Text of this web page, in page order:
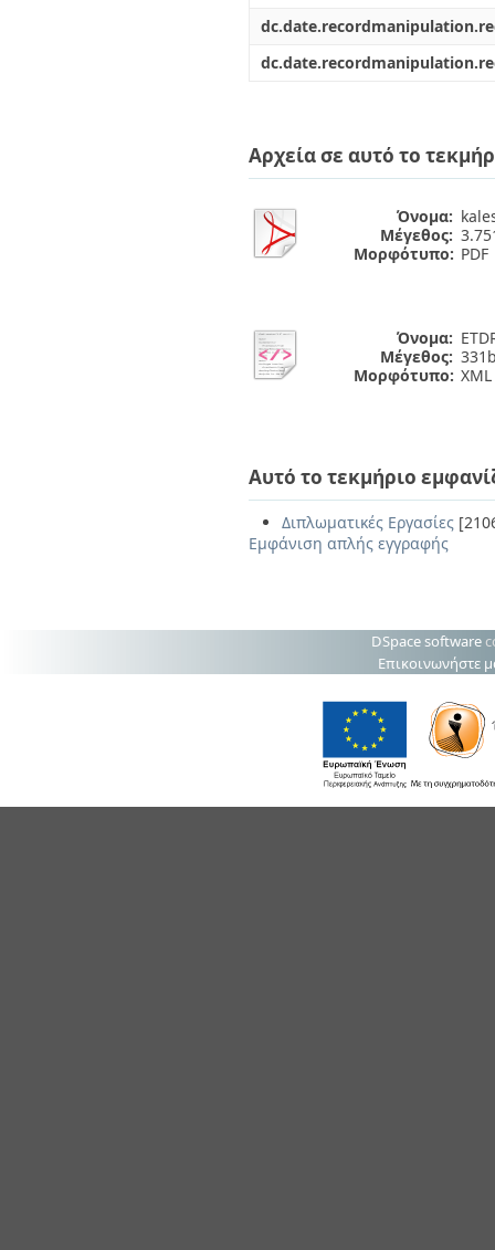
Αρχεία σε αυτό το
Όνομα:
Μέγεθος:
Μορφότυπο: PDF
Όνομα:
Μέγεθος:
Μορφότυπο: XML
Αυτό το τεκμήριο
Διπλωματικές Εργασίες
Εμφάνιση απλής εγγραφής
DSpace software
Επικοινωνήστε